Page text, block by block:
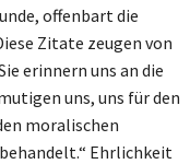
offenbart die
Zitate zeugen von
erinnern uns an die
uns, uns für den
moralischen
Ehrlichkeit